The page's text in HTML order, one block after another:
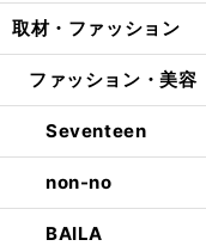
取材・ファッション
ファッション・美容
Seventeen
non-no
BAILA